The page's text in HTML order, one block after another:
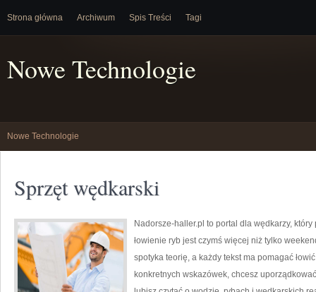
Strona główna Archiwum Spis Treści Tagi
Nowe Technologie
Nowe Technologie
Sprzęt wędkarski
Nadorsze-haller.pl to portal dla wędkarzy,
łowienie ryb jest czymś więcej niż tylko
spotyka teorię, a każdy tekst ma pomagać
konkretnych wskazówek, chcesz